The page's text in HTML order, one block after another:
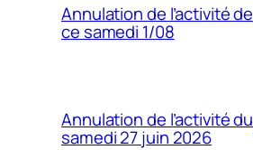
Annulation de l’activité de
ce samedi 1/08
Annulation de l’activité du
samedi 27 juin 2026